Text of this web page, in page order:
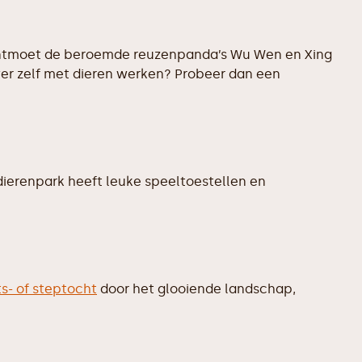
de beroemde reuzenpanda’s Wu Wen en Xing
zelf met dieren werken? Probeer dan een
heeft leuke speeltoestellen en
of steptocht door het glooiende landschap,